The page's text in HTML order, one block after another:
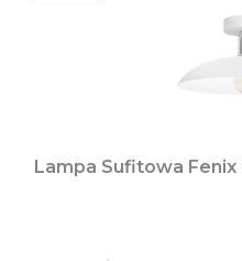
Lampa Sufitowa Fenix